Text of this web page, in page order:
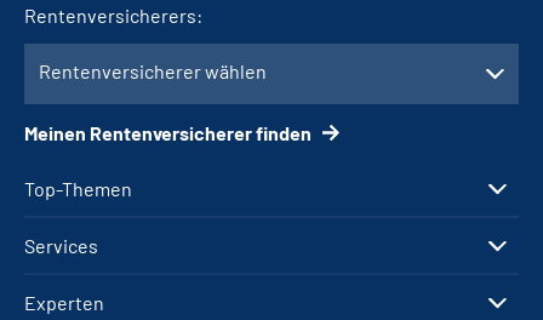
Top-Themen
Services
Experten
Rentenversicherers:
Rentenversicherer wählen
Meinen Rentenversicherer finden